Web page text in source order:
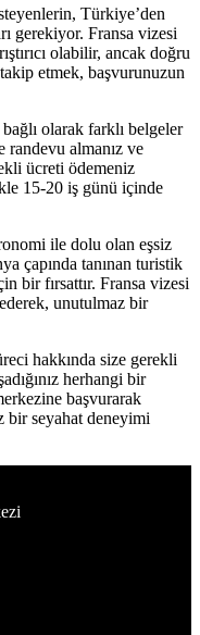
Türkiye’den
gerekiyor. Fransa vizesi
olabilir, ancak doğru
etmek, başvurunuzun
olarak farklı belgeler
randevu almanız ve
ücreti ödemeniz
15-20 iş günü içinde
ile dolu olan eşsiz
çapında tanınan turistik
bir fırsattır. Fransa vizesi
unutulmaz bir
hakkında size gerekli
herhangi bir
başvurarak
bir seyahat deneyimi